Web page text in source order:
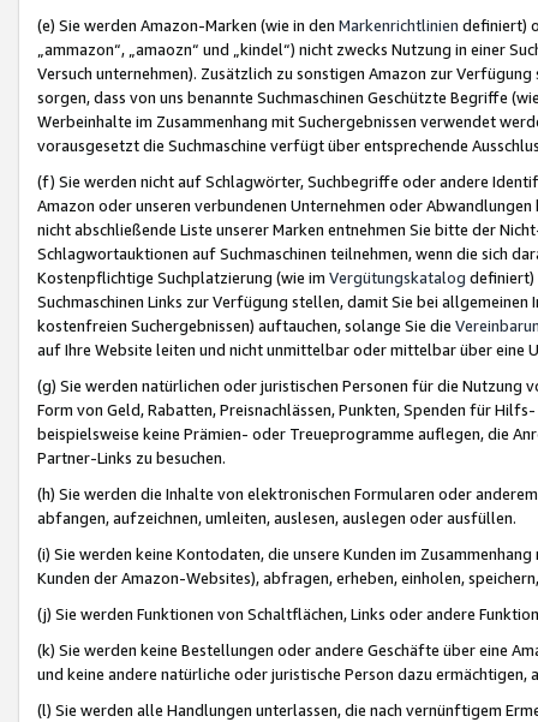
(e) Sie werden Amazon-Marken (wie in den Markenrichtlinien definiert)
„ammazon“, „amaozn“ und „kindel“) nicht zwecks Nutzung in einer
Versuch unternehmen). Zusätzlich zu sonstigen Amazon zur
sorgen, dass von uns benannte Suchmaschinen Geschützte Begriffe
Werbeinhalte im Zusammenhang mit Suchergebnissen verwendet
vorausgesetzt die Suchmaschine verfügt über entsprechende
(f) Sie werden nicht auf Schlagwörter, Suchbegriffe oder andere
Amazon oder unseren verbundenen Unternehmen oder
nicht abschließende Liste unserer Marken entnehmen Sie bitte der
Schlagwortauktionen auf Suchmaschinen teilnehmen, wenn die sich
Kostenpflichtige Suchplatzierung (wie im Vergütungskatalog definiert)
Suchmaschinen Links zur Verfügung stellen, damit Sie bei
kostenfreien Suchergebnissen) auftauchen, solange Sie die
auf Ihre Website leiten und nicht unmittelbar oder mittelbar über eine
(g) Sie werden natürlichen oder juristischen Personen für die Nutzung
Form von Geld, Rabatten, Preisnachlässen, Punkten, Spenden für
beispielsweise keine Prämien- oder Treueprogramme auflegen, die
Partner-Links zu besuchen.
(h) Sie werden die Inhalte von elektronischen Formularen oder
abfangen, aufzeichnen, umleiten, auslesen, auslegen oder ausfüllen.
(i) Sie werden keine Kontodaten, die unsere Kunden im
Kunden der Amazon-Websites), abfragen, erheben, einholen,
(j) Sie werden Funktionen von Schaltflächen, Links oder andere
(k) Sie werden keine Bestellungen oder andere Geschäfte über eine
und keine andere natürliche oder juristische Person dazu
(l) Sie werden alle Handlungen unterlassen, die nach vernünftigem